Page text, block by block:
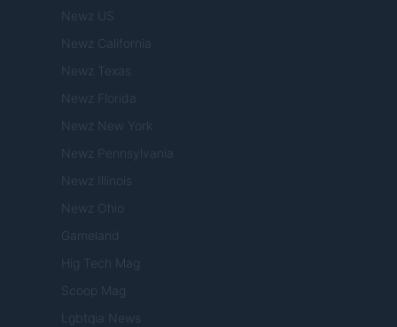
Newz US
Newz California
Newz Texas
Newz Florida
Newz New York
Newz Pennsylvania
Newz Illinois
Newz Ohio
Gameland
Hig Tech Mag
Scoop Mag
Lgbtqia News